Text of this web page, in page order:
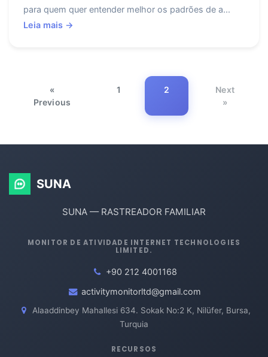
para quem quer entender melhor os padrões de a...
Leia mais →
«
Previous
1 2
Next
»
SUNA
SUNA — RASTREADOR FAMILIAR
MONITOR DE ATIVIDADE INTERNET TECHNOLOGIES
LIMITED.
+90 212 4001168
activitymonitorltd@gmail.com
Alaaddinbey Mahallesi 634. Sokak No:2 K, Nilüfer, Bursa,
Turquia
RECURSOS